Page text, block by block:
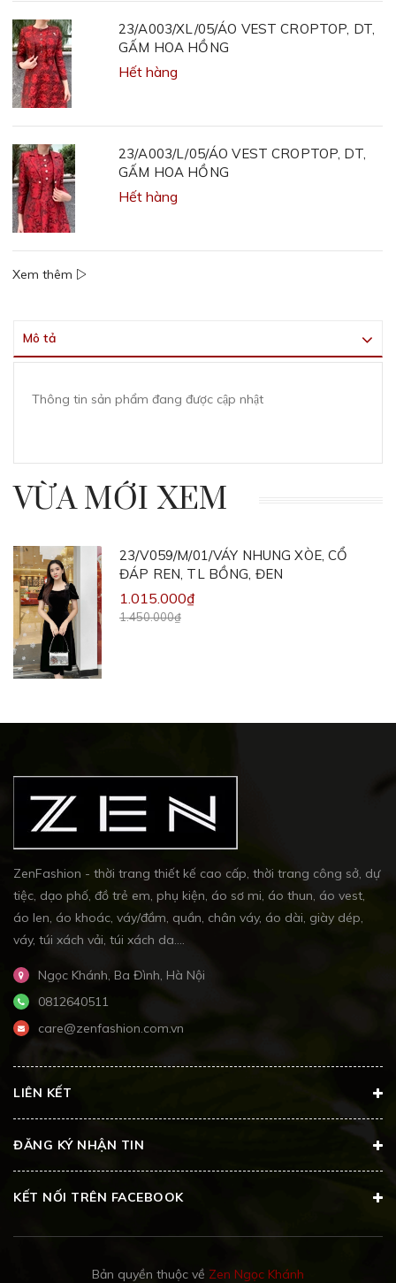
23/A003/XL/05/ÁO VEST CROPTOP, DT,
GẤM HOA HỒNG
Hết hàng
23/A003/L/05/ÁO VEST CROPTOP, DT,
GẤM HOA HỒNG
Hết hàng
Xem thêm
Mô tả
Thông tin sản phẩm đang được cập nhật
VỪA MỚI XEM
23/V059/M/01/VÁY NHUNG XÒE, CỔ
ĐÁP REN, TL BỒNG, ĐEN
1.015.000₫
1.450.000₫
ZenFashion - thời trang thiết kế cao cấp, thời trang công sở, dự
tiệc, dạo phố, đồ trẻ em, phụ kiện, áo sơ mi, áo thun, áo vest,
áo len, áo khoác, váy/đầm, quần, chân váy, áo dài, giày dép,
váy, túi xách vải, túi xách da....
Ngọc Khánh, Ba Đình, Hà Nội
0812640511
care@zenfashion.com.vn
LIÊN KẾT
ĐĂNG KÝ NHẬN TIN
KẾT NỐI TRÊN FACEBOOK
Bản quyền thuộc về Zen Ngọc Khánh